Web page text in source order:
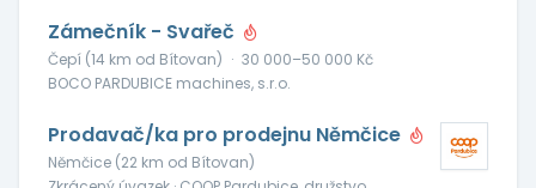
Zámečník - Svařeč
Čepí (14 km od Bítovan) · 30 000–50 000 Kč
BOCO PARDUBICE machines, s.r.o.
Prodavač/ka pro prodejnu Němčice
Němčice (22 km od Bítovan)